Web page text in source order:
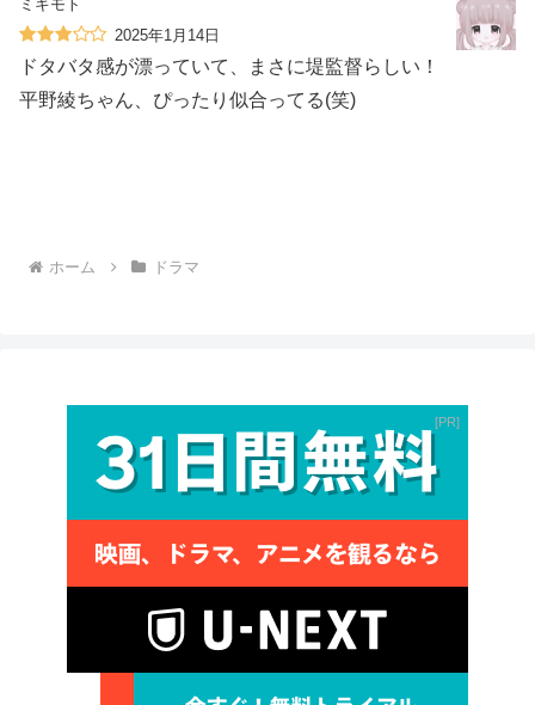
ミキモト
2025年1月14日
ドタバタ感が漂っていて、まさに堤監督らしい！
平野綾ちゃん、ぴったり似合ってる(笑)
ホーム ドラマ
PR